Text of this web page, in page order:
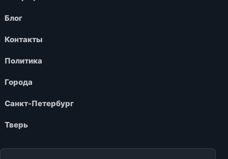
Блог
Контакты
Политика
Города
Санкт-Петербург
Тверь